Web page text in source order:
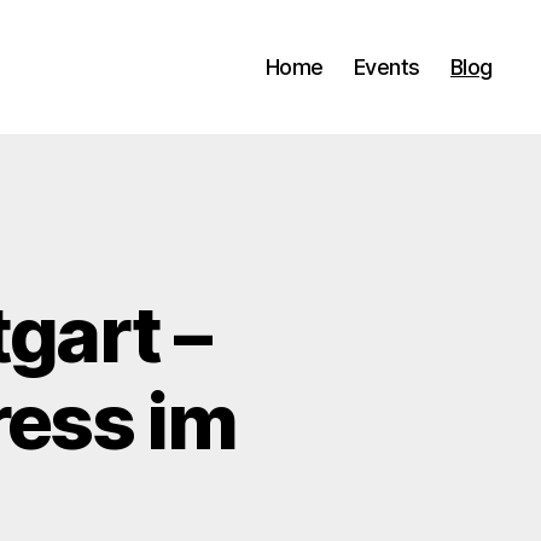
Home Events Blog
–
im